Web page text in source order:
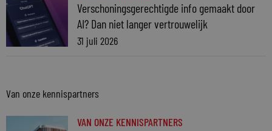
Verschoningsgerechtigde info gemaakt door
AI? Dan niet langer vertrouwelijk
31 juli 2026
Van onze kennispartners
VAN ONZE KENNISPARTNERS